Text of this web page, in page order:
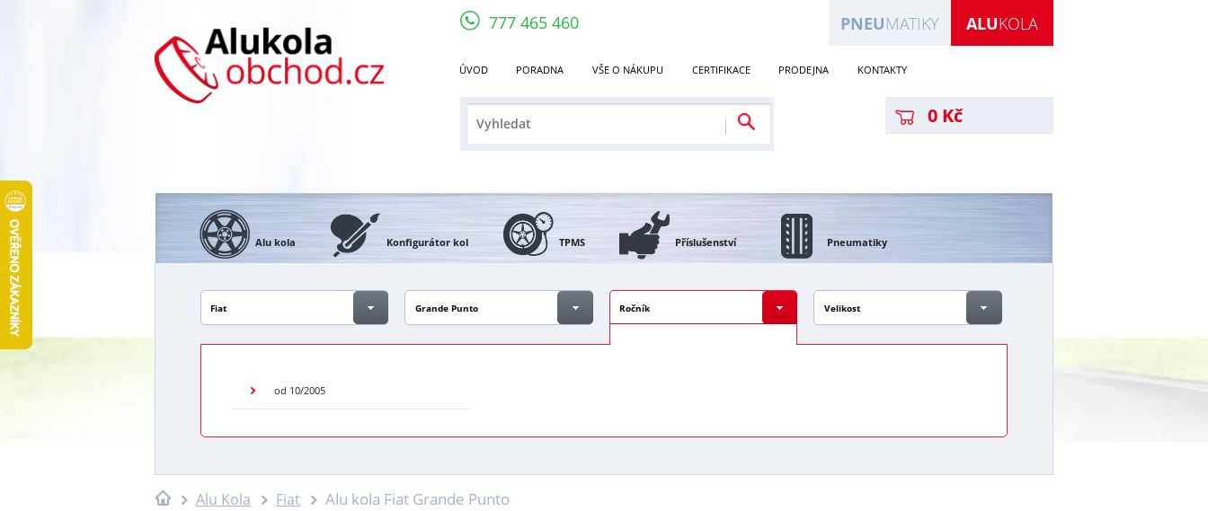
777 465 460 ALUKOLA
PNEUMATIKY
ÚVOD PORADNA VŠE O NÁKUPU CERTIFIKACE PRODEJNA KONTAKTY
0 Kč
Alu kola Konfigurátor kol TPMS Příslušenství Pneumatiky
Fiat Grande Punto Ročník Velikost
od 10/2005
Alu Kola Fiat Alu kola Fiat Grande Punto